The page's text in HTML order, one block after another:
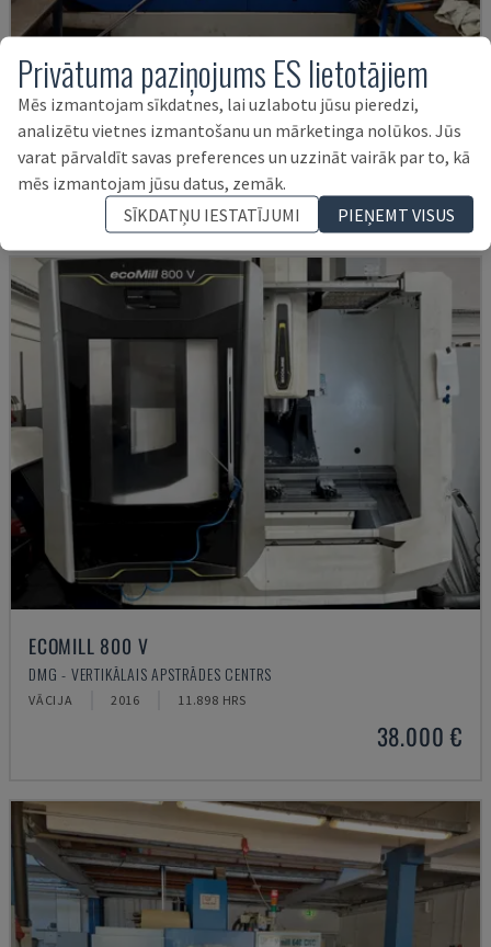
MYNX 550
DAEWOO - VERTIKĀLAIS APSTRĀDES CENTRS
ITĀLIJA 2003
21.000 €
ECOMILL 800 V
DMG - VERTIKĀLAIS APSTRĀDES CENTRS
VĀCIJA 2016 11.898 HRS
38.000 €
Privātuma paziņojums ES lietotājiem
Mēs izmantojam sīkdatnes, lai uzlabotu jūsu pieredzi,
analizētu vietnes izmantošanu un mārketinga nolūkos. Jūs
varat pārvaldīt savas preferences un uzzināt vairāk par to, kā
mēs izmantojam jūsu datus, zemāk.
SĪKDATŅU IESTATĪJUMI
PIEŅEMT VISUS